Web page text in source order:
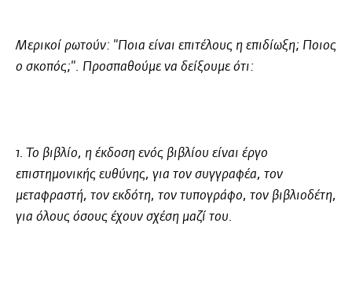
Μερικοί ρωτούν: "Ποια είναι επιτέλους η επιδίωξη; Ποιος
ο σκοπός;". Προσπαθούμε να δείξουμε ότι:
1. Το βιβλίο, η έκδοση ενός βιβλίου είναι έργο
επιστημονικής ευθύνης, για τον συγγραφέα, τον
μεταφραστή, τον εκδότη, τον τυπογράφο, τον βιβλιοδέτη,
για όλους όσους έχουν σχέση μαζί του.